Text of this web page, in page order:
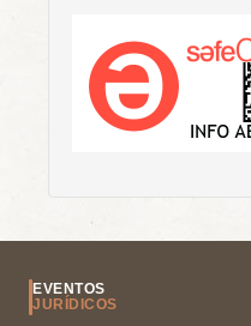
EVENTOS
JURÍDICOS